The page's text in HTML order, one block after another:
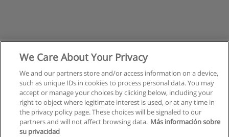
We Care About Your Privacy
We and our partners store and/or access information on a device,
such as unique IDs in cookies to process personal data. You may
accept or manage your choices by clicking below, including your
right to object where legitimate interest is used, or at any time in
the privacy policy page. These choices will be signaled to our
partners and will not affect browsing data. Más información sobre
su privacidad